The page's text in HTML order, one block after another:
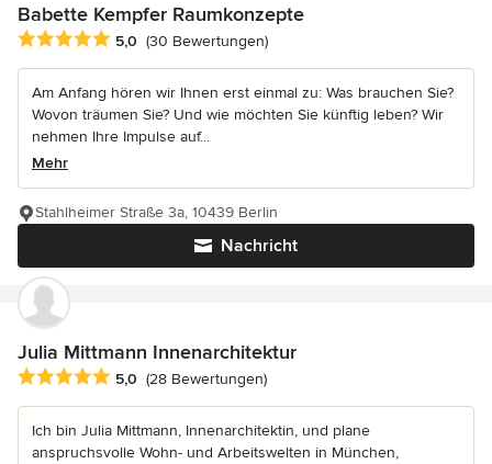
Babette Kempfer Raumkonzepte
Durchschnittliche Bewertung: 5 von 5 Sternen
5,0 (30 Bewertungen)
Am Anfang hören wir Ihnen erst einmal zu: Was brauchen Sie?
Wovon träumen Sie? Und wie möchten Sie künftig leben? Wir
nehmen Ihre Impulse auf...
Mehr
Nachricht
Stahlheimer Straße 3a, 10439 Berlin
Julia Mittmann Innenarchitektur
Durchschnittliche Bewertung: 5 von 5 Sternen
5,0 (28 Bewertungen)
Ich bin Julia Mittmann, Innenarchitektin, und plane
anspruchsvolle Wohn- und Arbeitswelten in München,